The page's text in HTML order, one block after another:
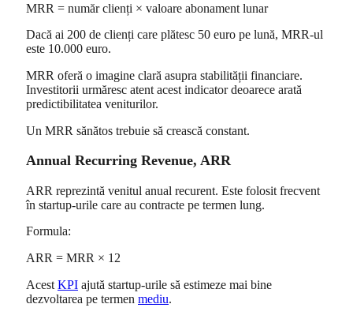
MRR = număr clienți × valoare abonament lunar
Dacă ai 200 de clienți care plătesc 50 euro pe lună, MRR-ul
este 10.000 euro.
MRR oferă o imagine clară asupra stabilității financiare.
Investitorii urmăresc atent acest indicator deoarece arată
predictibilitatea veniturilor.
Un MRR sănătos trebuie să crească constant.
Annual Recurring Revenue, ARR
ARR reprezintă venitul anual recurent. Este folosit frecvent
în startup-urile care au contracte pe termen lung.
Formula:
ARR = MRR × 12
Acest KPI ajută startup-urile să estimeze mai bine
dezvoltarea pe termen mediu.